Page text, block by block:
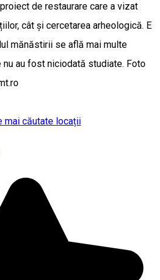
de restaurare care a vizat
cât și cercetarea arheologică. E
mănăstirii se află mai multe
nu au fost niciodată studiate. Foto
mai căutate locații